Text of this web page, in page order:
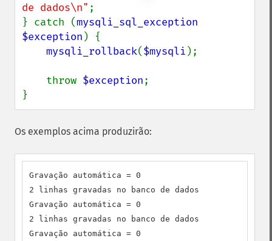
de dados\n" ;
} catch (mysqli_sql_exception
$exception ) {
mysqli_rollback($mysqli );
    throw
$exception;
}
Os exemplos acima produzirão:
Gravação automática = 0
2 linhas gravadas no banco de dados
Gravação automática = 0
2 linhas gravadas no banco de dados
Gravação automática = 0